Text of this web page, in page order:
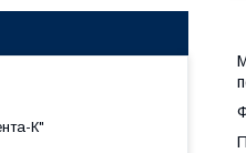
К"